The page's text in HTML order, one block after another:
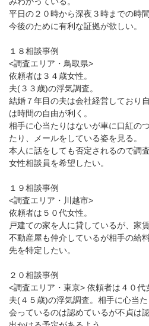
平日の２０時から深夜３時までの時
今後のために有利な証拠が欲しい。
１８相談事例
<調査エリア・鳥取県>
依頼者は３４歳女性。
夫(３３歳)の浮気調査。
結婚７年目の夫は会社経営しており
は時間の自由が利く。
相手に心当たりはないが車に口紅の
たり、メールをしている姿を見る。
本人に話をしても否定されるので調
女性相談員を希望したい。
１９相談事例
<調査エリア・川越市>
依頼者は５０代女性。
戸建ての家を人に貸しているが、家
不動産屋も仲介しているが相手の給
先を特定したい。
２０相談事例
<調査エリア・東京> 依頼者は４０代
夫(４５歳)の浮気調査。相手に心当た
会っているのは認めているが不貞は